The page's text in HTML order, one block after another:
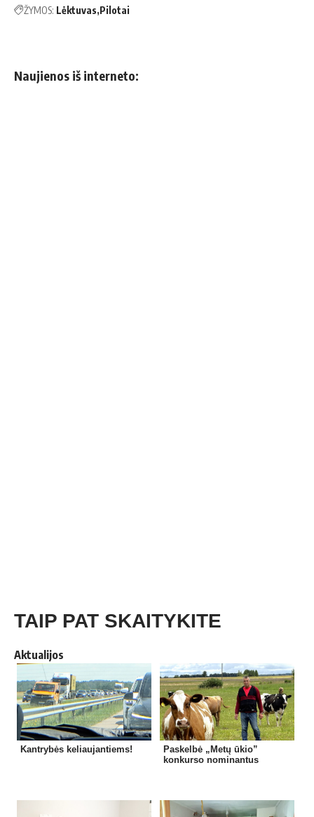
ŽYMOS: Lėktuvas Pilotai
Naujienos iš interneto:
TAIP PAT SKAITYKITE
Aktualijos
Kantrybės keliaujantiems!
Paskelbė „Metų ūkio”
konkurso nominantus